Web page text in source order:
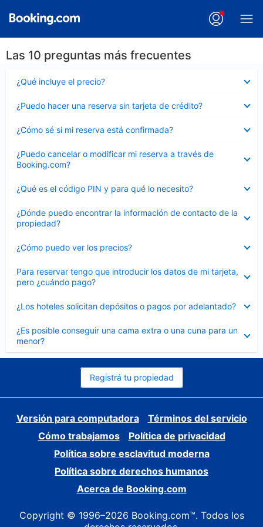
Las 10 preguntas más frecuentes
¿Qué incluye el precio?
cerrado
¿Puedo hacer una reserva sin tarjeta de crédito?
cerrado
¿Cómo sé si mi reserva está confirmada?
cerrado
¿Puedo cancelar o modificar mi reserva a través de
Booking.com?
cerrado
¿Qué es el código PIN y para qué lo necesito?
cerrado
¿Dónde puedo encontrar la información de contacto de la
propiedad?
cerrado
¿Cómo puedo ver los precios?
cerrado
Para reservar tengo que introducir los datos de mi tarjeta,
pero ¿cuándo pago?
cerrado
¿Los hoteles solicitan depósitos o pagos por adelantado?
cerrado
¿Es posible conseguir una cama extra o una cuna para un
menor?
cerrado
Registrá tu propiedad
Versión para computadora
Términos del servicio
Cómo trabajamos
Política de privacidad
Política sobre esclavitud moderna
Política sobre derechos humanos
Acerca de Booking.com
Copyright © 1996–2026 Booking.com™. Todos los